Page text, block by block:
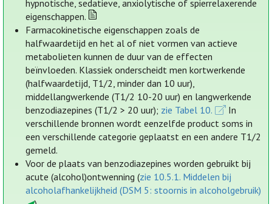
hypnotische, sedatieve, anxiolytische of spierrelaxerende
eigenschappen.
Farmacokinetische eigenschappen zoals de
halfwaardetijd en het al of niet vormen van actieve
metabolieten kunnen de duur van de effecten
beïnvloeden. Klassiek onderscheidt men kortwerkende
(halfwaardetijd, T1/2, minder dan 10 uur),
middellangwerkende (T1/2 10-20 uur) en langwerkende
benzodiazepines (T1/2 > 20 uur); zie Tabel 10.
In
verschillende bronnen wordt eenzelfde product soms in
een verschillende categorie geplaatst en een andere T1/2
gemeld.
Voor de plaats van benzodiazepines worden gebruikt bij
acute (alcohol)ontwenning (zie 10.5.1. Middelen bij
alcoholafhankelijkheid (DSM 5: stoornis in alcoholgebruik)